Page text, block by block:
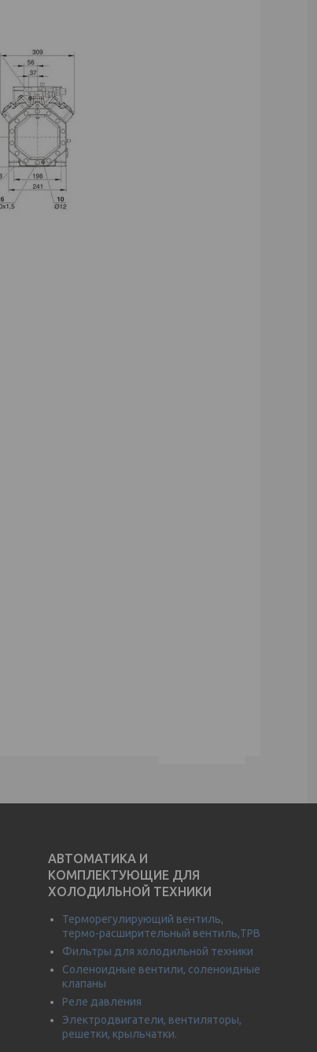
АВТОМАТИКА И
КОМПЛЕКТУЮЩИЕ ДЛЯ
ХОЛОДИЛЬНОЙ ТЕХНИКИ
Терморегулирующий вентиль,
термо-расширительный вентиль,ТРВ
Фильтры для холодильной техники
Соленоидные вентили, соленоидные
клапаны
Реле давления
Электродвигатели, вентиляторы,
решетки, крыльчатки.